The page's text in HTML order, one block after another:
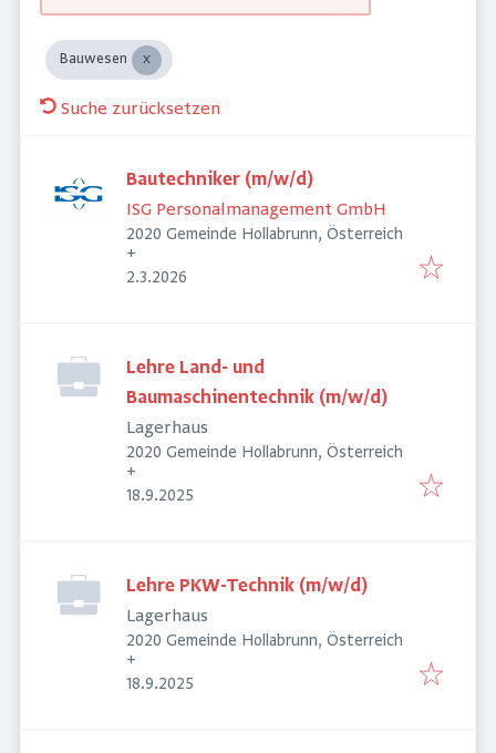
Bauwesen
Suche zurücksetzen
Bautechniker (m/w/d)
ISG Personalmanagement GmbH
2020 Gemeinde Hollabrunn, Österreich
+
Veröffentlicht
2.3.2026
Lehre Land- und
Baumaschinentechnik (m/w/d)
Lagerhaus
2020 Gemeinde Hollabrunn, Österreich
+
Veröffentlicht
18.9.2025
Lehre PKW-Technik (m/w/d)
Lagerhaus
2020 Gemeinde Hollabrunn, Österreich
+
Veröffentlicht
18.9.2025